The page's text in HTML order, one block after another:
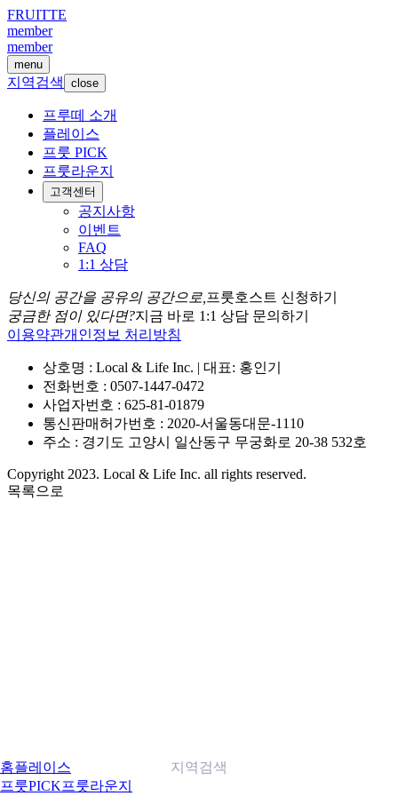
FRUITTE
member
member
menu
지역검색 close
프루떼 소개
플레이스
프룻 PICK
프룻라운지
고객센터
공지사항
이벤트
FAQ
1:1 상담
당신의 공간을 공유의 공간으로, 프룻호스트 신청하기
궁금한 점이 있다면?지금 바로 1:1 상담 문의하기
이용약관개인정보 처리방침
상호명 : Local & Life Inc. | 대표: 홍인기
전화번호 : 0507-1447-0472
사업자번호 : 625-81-01879
통신판매허가번호 : 2020-서울동대문-1110
주소 : 경기도 고양시 일산동구 무궁화로 20-38 532호
Copyright 2023. Local & Life Inc. all rights reserved.
목록으로
홈플레이스
프룻PICK프룻라운지
지역검색